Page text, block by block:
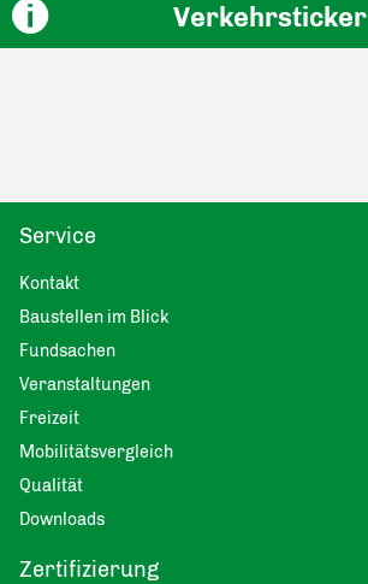
Verkehrsticker
Service
Kontakt
Baustellen im Blick
Fundsachen
Veranstaltungen
Freizeit
Mobilitätsvergleich
Qualität
Downloads
Zertifizierung